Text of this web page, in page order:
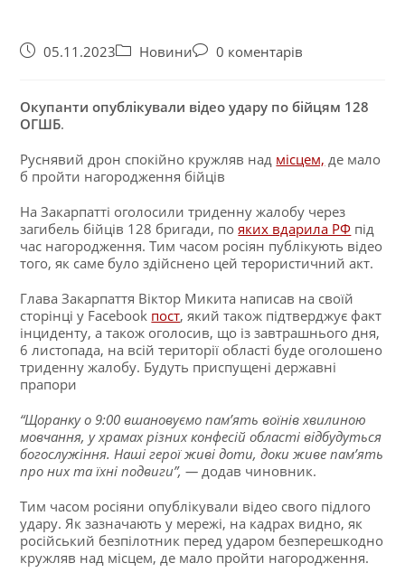
05.11.2023 Новини 0 коментарів
Окупанти опублікували відео удару по бійцям 128
ОГШБ.
Руснявий дрон спокійно кружляв над місцем, де мало
б пройти нагородження бійців
На Закарпатті оголосили триденну жалобу через
загибель бійців 128 бригади, пояких вдарила РФ під
час нагородження. Тим часом росіян публікують відео
того, як саме було здійснено цей терористичний акт.
Глава Закарпаття Віктор Микита написав на своїй
сторінці у Facebook пост, який також підтверджує факт
інциденту, а також оголосив, що із завтрашнього дня,
6 листопада, на всій території області буде оголошено
триденну жалобу. Будуть приспущені державні
прапори
“Щоранку о 9:00 вшановуємо пам’ять воїнів хвилиною
мовчання, у храмах різних конфесій області відбудуться
богослужіння. Наші герої живі доти, доки живе пам’ять
про них та їхні подвиги”, — додав чиновник.
Тим часом росіяни опублікували відео свого підлого
удару. Як зазначають у мережі, на кадрах видно, як
російський безпілотник перед ударом безперешкодно
кружляв над місцем, де мало пройти нагородження.